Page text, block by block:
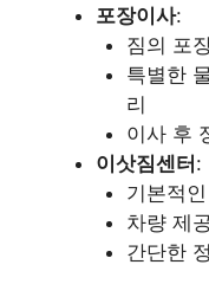
포장이사:
짐의 포
특별한
리
이사 후
이삿짐센터:
기본적
차량 제
간단한